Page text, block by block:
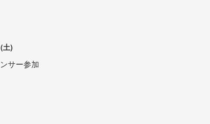
土)
サー参加